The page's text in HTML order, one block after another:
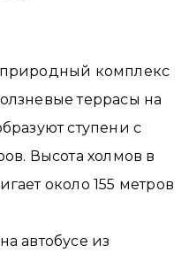
комплекс
террасы на
ступени с
Высота холмов в
около 155 метров
автобусе из